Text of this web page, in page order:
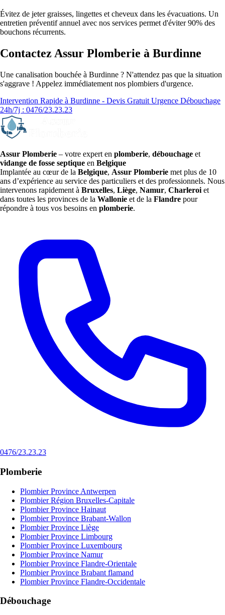
Évitez de jeter graisses, lingettes et cheveux dans les évacuations. Un
entretien préventif annuel avec nos services permet d'éviter 90% des
bouchons récurrents.
Contactez Assur Plomberie à Burdinne
Une canalisation bouchée à Burdinne ? N'attendez pas que la situation
s'aggrave ! Appelez immédiatement nos plombiers d'urgence.
Intervention Rapide à Burdinne - Devis Gratuit Urgence Débouchage
24h/7j : 0476/23.23.23
Assur Plomberie – votre expert en plomberie, débouchage et
vidange de fosse septique en Belgique
Implantée au cœur de la Belgique, Assur Plomberie met plus de 10
ans d’expérience au service des particuliers et des professionnels. Nous
intervenons rapidement à Bruxelles, Liège, Namur, Charleroi et
dans toutes les provinces de la Wallonie et de la Flandre pour
répondre à tous vos besoins en plomberie.
0476/23.23.23
Plomberie
Plombier Province Antwerpen
Plombier Région Bruxelles-Capitale
Plombier Province Hainaut
Plombier Province Brabant-Wallon
Plombier Province Liège
Plombier Province Limbourg
Plombier Province Luxembourg
Plombier Province Namur
Plombier Province Flandre-Orientale
Plombier Province Brabant flamand
Plombier Province Flandre-Occidentale
Débouchage